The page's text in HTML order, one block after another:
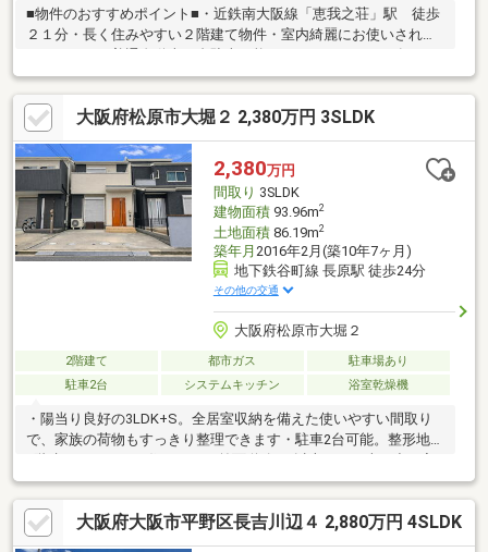
■物件のおすすめポイント■・近鉄南大阪線「恵我之荘」駅 徒歩
２１分・長く住みやすい２階建て物件・室内綺麗にお使いされて
玄関から門扉まで広いスペース有（駐輪も可能）・過ごしやすい
閑静な住宅地の環境・前道約４．０ｍで車の出し入れもラクラク
行えます・未改装物件につきお好みにリフォーム可能！■周辺施
設案内■・サンプラザ島泉店：約1000ｍ（徒歩14分）・ライフ恵
我之荘店：約1300ｍ（徒歩17分）・セブンイレブン松原一津屋
店：約1000ｍ（徒歩14分）・松原一津屋郵便局：約1100ｍ（徒歩
15分） 等
大阪府松原市大堀２ 2,380万円 3SLDK
2,380万円
間取り 3SLDK
建物面積93.96m2
土地面積86.19m2
築年月 2016年2月(築10年7ヶ月)
地下鉄谷町線 長原駅 徒歩24分
その他の交通
大阪府松原市大堀２
2階建て 都市ガス
駐車場あり
駐車2台
システムキッチン 浴室乾燥機
・陽当り良好の3LDK+S。全居室収納を備えた使いやすい間取り
で、家族の荷物もすっきり整理できます・駐車2台可能。整形地・
れもスムーズです・システムキッチン、食器洗乾燥機、オートバ
ス、TVモニタ付インターホン、都市ガス採用の充実設備・サンプ
ラザやファミリーマートが徒歩圏に揃い、毎日の買い物にも便利
な立地です・恵我小学校徒歩5分。中学校や幼稚園も近く、子育て
大阪府大阪市平野区長吉川辺４ 2,880万円 4SLDK